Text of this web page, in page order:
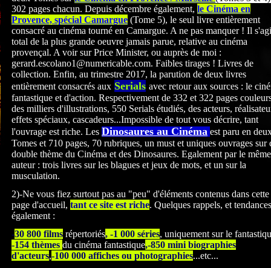
302 pages chacun. Depuis décembre également, le Cinéma en
Provence, spécial Camargue (Tome 5), le seul livre entièrement
consacré au cinéma tourné en Camargue. A ne pas manquer ! Il
total de la plus grande oeuvre jamais parue, relative au cinéma
provençal. A voir sur Price Minister, ou auprès de moi :
gerard.escolano1@numericable.com. Faibles tirages ! Livres de
collection. Enfin, au trimestre 2017, la parution de deux livres
entièrement consacrés aux Serials avec retour aux sources : le
fantastique et d'action. Respectivement de 332 et 322 pages
des milliers d'illustrations, 550 Serials étudiés, des acteurs,
effets spéciaux, cascadeurs...Impossible de tout vous décrire, tant
l'ouvrage est riche. Les Dinosaures au Cinéma est paru en
Tomes et 710 pages, 70 rubriques, un must et uniques ouvrages sur
double thème du Cinéma et des Dinosaures. Egalement par le même
auteur : trois livres sur les blagues et jeux de mots, et un sur la
musculation.
2)-Ne vous fiez surtout pas au "peu" d'éléments contenus dans cette
page d'accueil, tant ce site est riche. Quelques rappels, et tendances
également :
-30 800 films répertoriés, -1 000 séries, uniquement sur le
-154 thèmes du cinéma fantastique,-850 mini biographies
d'acteurs,-100 000 affiches ou photographies...etc...